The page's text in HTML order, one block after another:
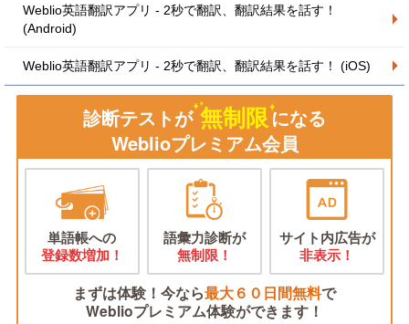
Weblio英語翻訳アプリ - 2秒で翻訳、翻訳結果を話す！
(Android)
Weblio英語翻訳アプリ - 2秒で翻訳、翻訳結果を話す！ (iOS)
診断テストが 無制限になる
Weblioプレミアム会員
単語帳への
登録数増加！
語彙力診断が
無制限！
サイト内広告が
非表示！
まずは体験！今なら最大６０日間無料で
Weblioプレミアム体験ができます！